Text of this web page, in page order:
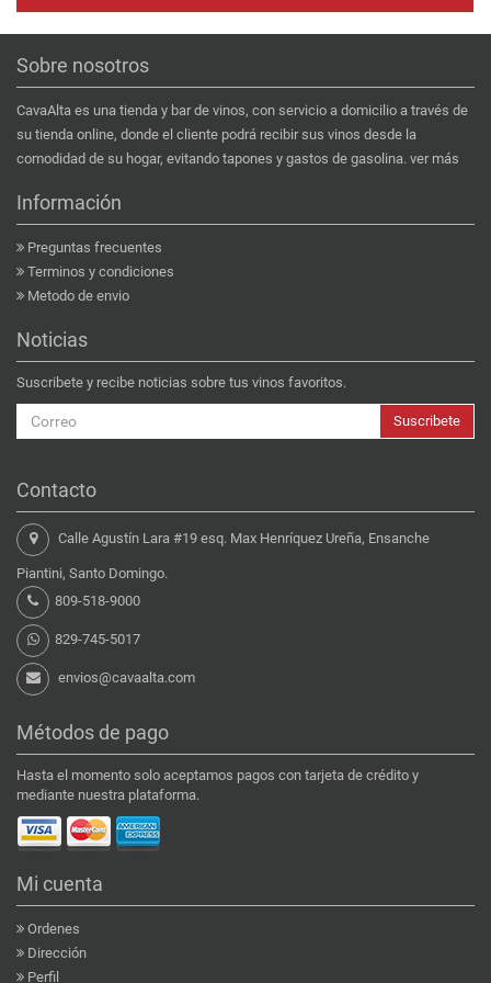
Sobre nosotros
CavaAlta es una tienda y bar de vinos, con servicio a domicilio a través de
su tienda online, donde el cliente podrá recibir sus vinos desde la
comodidad de su hogar, evitando tapones y gastos de gasolina. ver más
Información
Preguntas frecuentes
Terminos y condiciones
Metodo de envio
Noticias
Suscribete y recibe noticias sobre tus vinos favoritos.
Suscribete
Contacto
Calle Agustín Lara #19 esq. Max Henríquez Ureña, Ensanche
Piantini, Santo Domingo.
809-518-9000
829-745-5017
envios@cavaalta.com
Métodos de pago
Hasta el momento solo aceptamos pagos con tarjeta de crédito y
mediante nuestra plataforma.
Mi cuenta
Ordenes
Dirección
Perfil